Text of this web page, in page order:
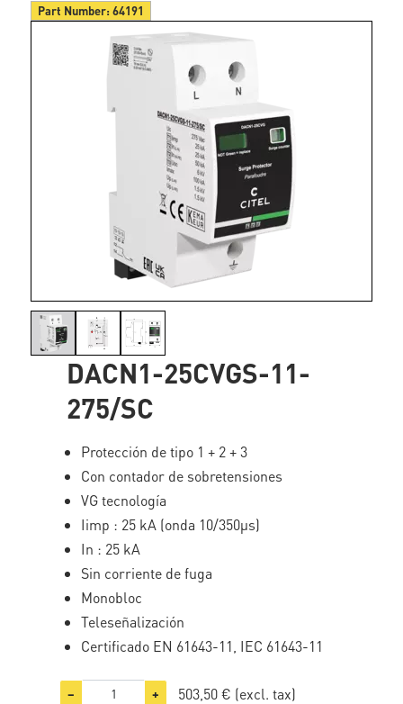
Part Number:64191
DACN1-25CVGS-11-
275/SC
Protección de tipo 1 + 2 + 3
Con contador de sobretensiones
VG tecnología
Iimp : 25 kA (onda 10/350µs)
In : 25 kA
Sin corriente de fuga
Monobloc
Teleseñalización
Certificado EN 61643-11, IEC 61643-11
− + 503,50 € (excl. tax)